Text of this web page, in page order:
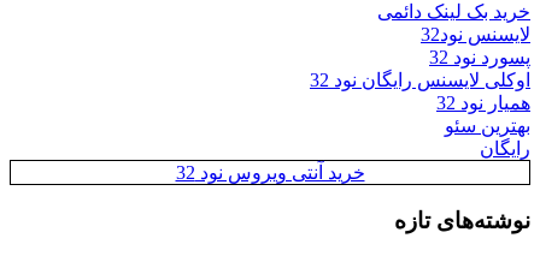
خرید بک لینک دائمی
لایسنس نود32
پسورد نود 32
اوکلی لایسنس رایگان نود 32
همیار نود 32
بهترین سئو
رایگان
خرید آنتی ویروس نود 32
نوشته‌های تازه